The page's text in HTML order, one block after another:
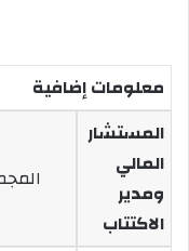
معلومات إضافية
المستشار
المالي
ومدير
الاكتتاب